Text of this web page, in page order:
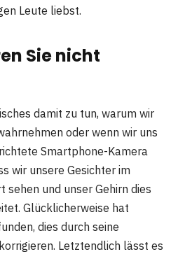
Leute liebst.
Sie nicht
damit zu tun, warum wir
oder wenn wir uns
Smartphone-Kamera
wir unsere Gesichter im
sehen und unser Gehirn dies
Glücklicherweise hat
dies durch seine
Letztendlich lässt es